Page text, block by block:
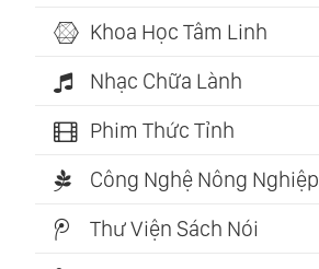
Khoa Học Tâm Linh
Nhạc Chữa Lành
Phim Thức Tỉnh
Công Nghệ Nông Nghiệp
Thư Viện Sách Nói